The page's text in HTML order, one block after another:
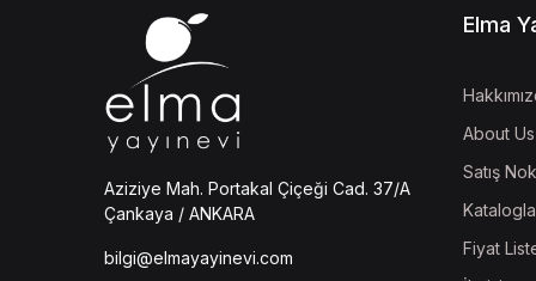
Aziziye Mah. Portakal Çiçeği Cad. 37/A
Çankaya / ANKARA
bilgi@elmayayinevi.com
Elma
About Us
Satış
Fiyat